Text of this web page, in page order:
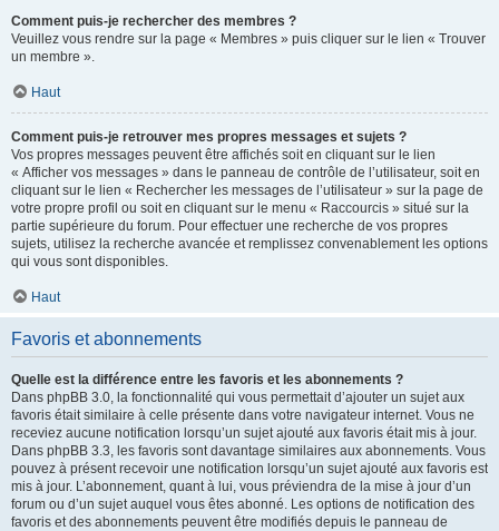
Comment puis-je rechercher des membres ?
Veuillez vous rendre sur la page « Membres » puis cliquer sur le lien « Trouver
un membre ».
Haut
Comment puis-je retrouver mes propres messages et sujets ?
Vos propres messages peuvent être affichés soit en cliquant sur le lien
« Afficher vos messages » dans le panneau de contrôle de l’utilisateur, soit en
cliquant sur le lien « Rechercher les messages de l’utilisateur » sur la page de
votre propre profil ou soit en cliquant sur le menu « Raccourcis » situé sur la
partie supérieure du forum. Pour effectuer une recherche de vos propres
sujets, utilisez la recherche avancée et remplissez convenablement les options
qui vous sont disponibles.
Haut
Favoris et abonnements
Quelle est la différence entre les favoris et les abonnements ?
Dans phpBB 3.0, la fonctionnalité qui vous permettait d’ajouter un sujet aux
favoris était similaire à celle présente dans votre navigateur internet. Vous ne
receviez aucune notification lorsqu’un sujet ajouté aux favoris était mis à jour.
Dans phpBB 3.3, les favoris sont davantage similaires aux abonnements. Vous
pouvez à présent recevoir une notification lorsqu’un sujet ajouté aux favoris est
mis à jour. L’abonnement, quant à lui, vous préviendra de la mise à jour d’un
forum ou d’un sujet auquel vous êtes abonné. Les options de notification des
favoris et des abonnements peuvent être modifiés depuis le panneau de